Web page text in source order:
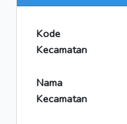
Kode
Kecamatan
Nama
Kecamatan